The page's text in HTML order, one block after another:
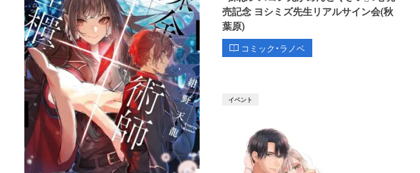
売記念 ヨシミズ先生リアルサイン会(秋
葉原)
コミック・ラノベ
イベント